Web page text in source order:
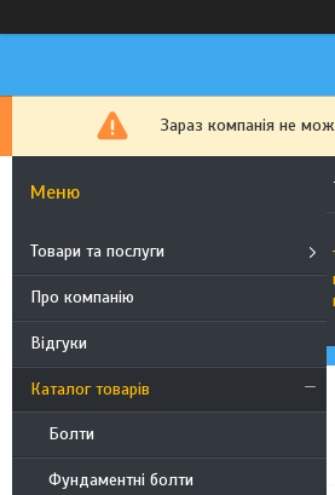
Зараз компанія не
Товари та послуги
Про компанію
Відгуки
Каталог товарів
Болти
Фундаментні болти